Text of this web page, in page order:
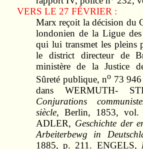
VERS LE 27 FÉVRIER :
Marx reçoit la décision du
londonien de la Ligue des
qui lui transmet les pleins
le district directeur de
ministère de la Justice
Sûreté publique, no 73
dans WERMUTH-
Conjurations
siècle, Berlin, 1853,
ADLER, Geschichte der
Arbeiterbewg in
1885, p. 211. ENGELS,